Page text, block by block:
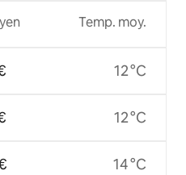
Temp. moy.
12 °C
12 °C
14 °C